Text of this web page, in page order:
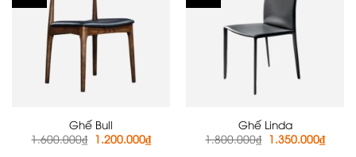
Ghế Bull
1.600.000₫ Giá
gốc
1.200.000₫Giá
hiện
Ghế Linda
1.800.000₫ Giá
gốc
1.350.000₫Giá
hiện